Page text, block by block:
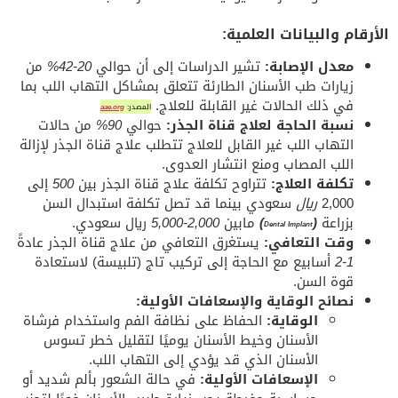
الأرقام والبيانات العلمية:
معدل الإصابة: تشير الدراسات إلى أن حوالي20-42% من
زيارات طب الأسنان الطارئة تتعلق بمشاكل التهاب اللب بما
في ذلك الحالات غير القابلة للعلاج. المصدر:aae.org
نسبة الحاجة لعلاج قناة الجذر: حوالي90% من حالات
التهاب اللب غير القابل للعلاج تتطلب علاج قناة الجذر لإزالة
اللب المصاب ومنع انتشار العدوى.
تكلفة العلاج: تتراوح تكلفة علاج قناة الجذر بين500إلى
2,000ريال سعودي بينما قد تصل تكلفة استبدال السن
بزراعة (
Dental Implant
) مابين2,000-5,000 ريال سعودي.
وقت التعافي: يستغرق التعافي من علاج قناة الجذر عادةً
1-2 أسابيع مع الحاجة إلى تركيب تاج (تلبيسة) لاستعادة
قوة السن.
نصائح الوقاية والإسعافات الأولية:
الوقاية: الحفاظ على نظافة الفم واستخدام فرشاة
الأسنان وخيط الأسنان يوميًا لتقليل خطر تسوس
الأسنان الذي قد يؤدي إلى التهاب اللب.
الإسعافات الأولية: في حالة الشعور بألم شديد أو